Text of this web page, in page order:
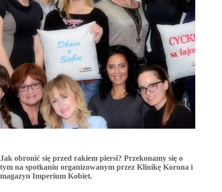
Jak obronić się przed rakiem piersi? Przekonamy się o
tym na spotkaniu organizowanym przez Klinikę Korona i
magazyn Imperium Kobiet.